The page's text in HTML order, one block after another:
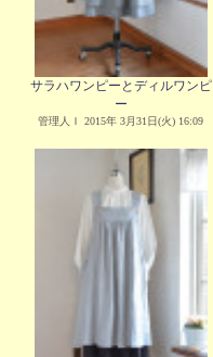
サラハワンピーとディルワンピ
ー
管理人Ｉ 2015年 3月31日(火) 16:09